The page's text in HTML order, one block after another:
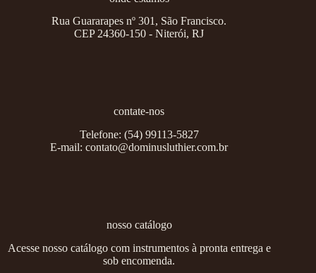
Rua Guararapes nº 301, São Francisco.
CEP 24360-150 - Niterói, RJ
contate-nos
Telefone: (54) 99113-5827
E-mail:contato@dominusluthier.com.br
nosso catálogo
Acesse nosso catálogo com instrumentos à pronta entrega e
sob encomenda.